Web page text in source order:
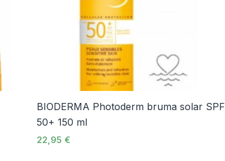
BIODERMA Photoderm bruma solar SPF
50+ 150 ml
22,95 €